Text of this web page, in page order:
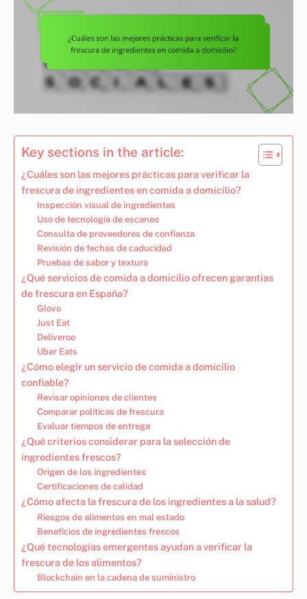
Key sections in the article:
¿Cuáles son las mejores prácticas para verificar la
frescura de ingredientes en comida a domicilio?
Inspección visual de ingredientes
Uso de tecnología de escaneo
Consulta de proveedores de confianza
Revisión de fechas de caducidad
Pruebas de sabor y textura
¿Qué servicios de comida a domicilio ofrecen garantías
de frescura en España?
Glovo
Just Eat
Deliveroo
Uber Eats
¿Cómo elegir un servicio de comida a domicilio
confiable?
Revisar opiniones de clientes
Comparar políticas de frescura
Evaluar tiempos de entrega
¿Qué criterios considerar para la selección de
ingredientes frescos?
Origen de los ingredientes
Certificaciones de calidad
¿Cómo afecta la frescura de los ingredientes a la salud?
Riesgos de alimentos en mal estado
Beneficios de ingredientes frescos
¿Qué tecnologías emergentes ayudan a verificar la
frescura de los alimentos?
Blockchain en la cadena de suministro